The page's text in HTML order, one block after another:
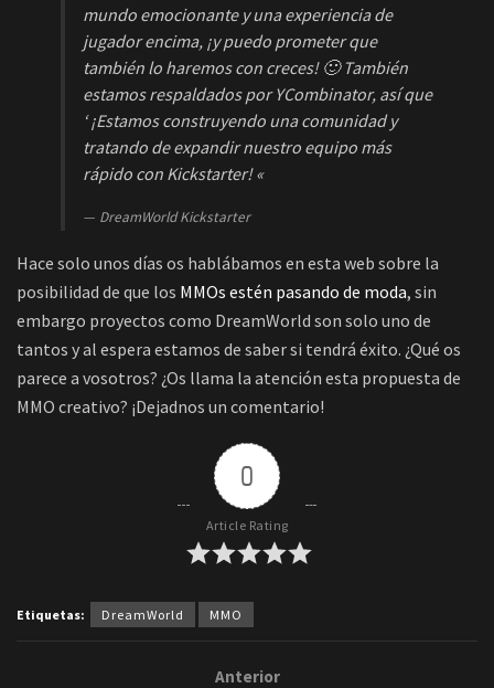
mundo emocionante y una experiencia de
jugador encima, ¡y puedo prometer que
también lo haremos con creces! 🙂 También
estamos respaldados por YCombinator, así que
‘¡Estamos construyendo una comunidad y
tratando de expandir nuestro equipo más
rápido con Kickstarter! «
DreamWorld Kickstarter
Hace solo unos días os hablábamos en esta web sobre la
posibilidad de que los MMOs estén pasando de moda, sin
embargo proyectos como DreamWorld son solo uno de
tantos y al espera estamos de saber si tendrá éxito. ¿Qué os
parece a vosotros? ¿Os llama la atención esta propuesta de
MMO creativo? ¡Dejadnos un comentario!
0
Article Rating
Etiquetas: DreamWorld MMO
Anterior